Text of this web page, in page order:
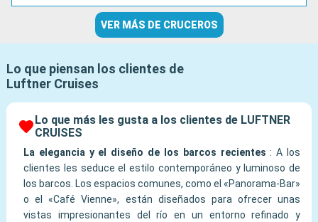
VER MÁS DE CRUCEROS
Lo que piensan los clientes de
Luftner Cruises
Lo que más les gusta a los clientes de LUFTNER
CRUISES
La elegancia y el diseño de los barcos recientes :A los
clientes les seduce el estilo contemporáneo y luminoso de
los barcos. Los espacios comunes, como el «Panorama-Bar»
o el «Café Vienne», están diseñados para ofrecer unas
vistas impresionantes del río en un entorno refinado y